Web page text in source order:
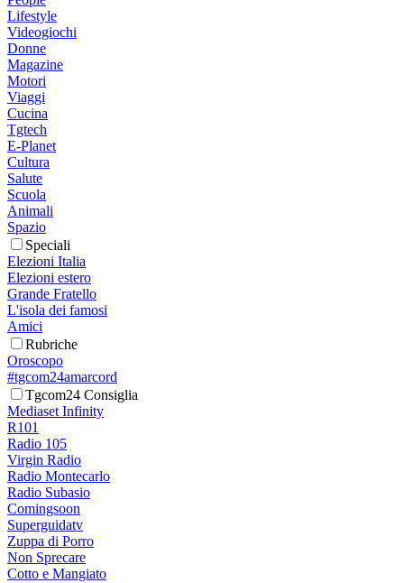
Lifestyle
Videogiochi
Donne
Magazine
Motori
Viaggi
Cucina
Tgtech
E-Planet
Cultura
Salute
Scuola
Animali
Spazio
Speciali
Elezioni Italia
Elezioni estero
Grande Fratello
L'isola dei famosi
Amici
Rubriche
Oroscopo
#tgcom24amarcord
Tgcom24 Consiglia
Mediaset Infinity
R101
Radio 105
Virgin Radio
Radio Montecarlo
Radio Subasio
Comingsoon
Superguidatv
Zuppa di Porro
Non Sprecare
Cotto e Mangiato